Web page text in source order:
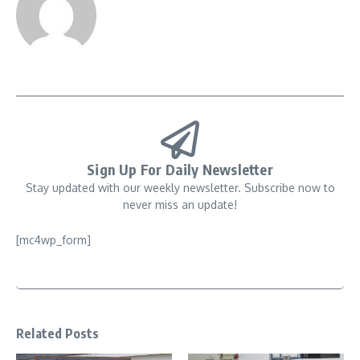
Sign Up For Daily Newsletter
Stay updated with our weekly newsletter. Subscribe now to
never miss an update!
[mc4wp_form]
Related Posts